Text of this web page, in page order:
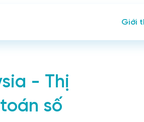
Giới
- Thị
số